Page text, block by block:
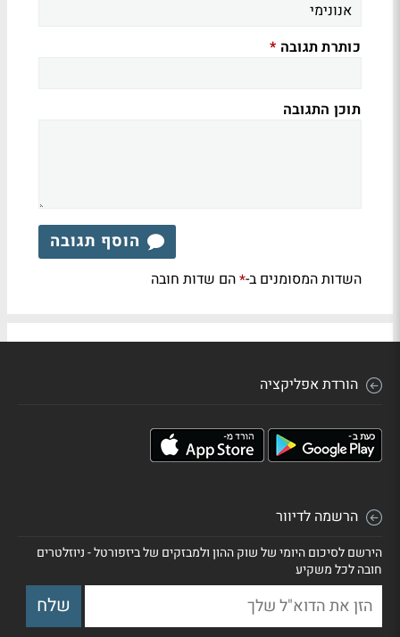
כותרת תגובה *
תוכן התגובה
הוסף תגובה
השדות המסומנים ב-*הם שדות חובה
הורדת אפליקציה
הרשמה לדיוור
הירשם לסיכום היומי של שוק ההון ולמבזקים של ביזפורטל - ניוזלטרים
חובה לכל משקיע